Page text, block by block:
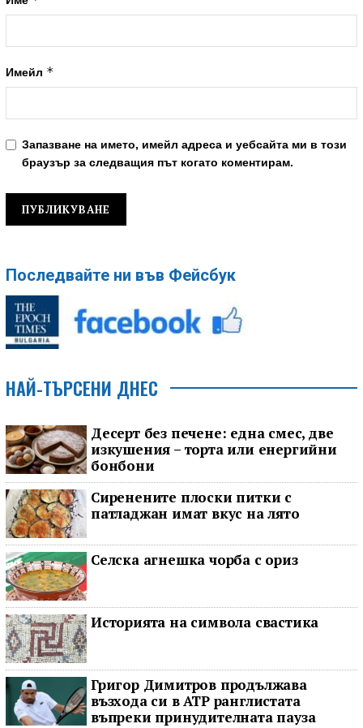
Имейл *
Запазване на името, имейл адреса и уебсайта ми в този
браузър за следващия път когато коментирам.
Последвайте ни във Фейсбук
НАЙ-ТЪРСЕНИ ДНЕС
Десерт без печене: една смес, две
изкушения – торта или енергийни
бонбони
Сиренените плоски питки с
патладжан имат вкус на лято
Селска агнешка чорба с ориз
Историята на символа свастика
Григор Димитров продължава
възхода си в ATP ранглистата
въпреки принудителната пауза